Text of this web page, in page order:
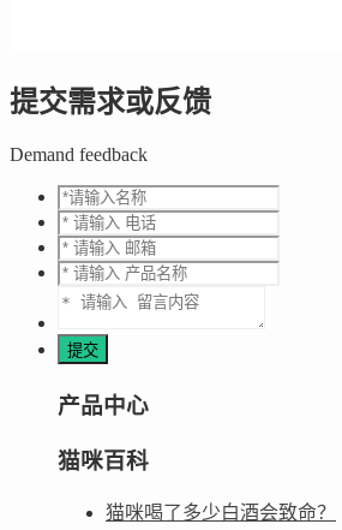
提交需求或反馈
Demand feedback
产品中心
猫咪百科
猫咪喝了多少白酒会致命？